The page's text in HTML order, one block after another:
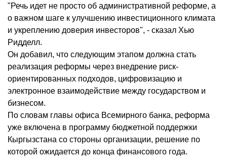
"Речь идет не просто об административной реформе, а
о важном шаге к улучшению инвестиционного климата
и укреплению доверия инвесторов", - сказал Хью
Ридделл.
Он добавил, что следующим этапом должна стать
реализация реформы через внедрение риск-
ориентированных подходов, цифровизацию и
электронное взаимодействие между государством и
бизнесом.
По словам главы офиса Всемирного банка, реформа
уже включена в программу бюджетной поддержки
Кыргызстана со стороны организации, решение по
которой ожидается до конца финансового года.